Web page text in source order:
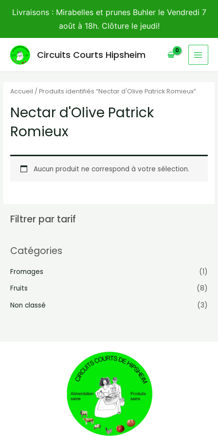
Livraisons : Mirabelles et prunes Buhler le Vendredi 7
août à 18h. Clôture le jeudi!
Circuits Courts Hipsheim
Accueil / Produits identifiés “Nectar d'Olive Patrick Romieux”
Nectar d'Olive Patrick
Romieux
Aucun produit ne correspond à votre sélection.
Filtrer par tarif
Catégories
Fromages
(1)
Fruits
(8)
Non classé
(3)